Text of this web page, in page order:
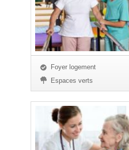
Foyer logement
Espaces verts